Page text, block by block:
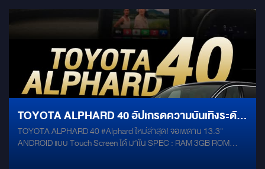
TOYOTA ALPHARD 40 อัปเกรดความบันเทิงระดับ
เฟิร์สคลาสด้วยจอเพดาน ANDROID 13.3" สเปก
TOYOTA ALPHARD 40 #Alphard ใหม่ล่าสุด! จอเพดาน 13.3"
ANDROID แบบ Touch Screen ได้ มาใน SPEC : RAM 3GB ROM